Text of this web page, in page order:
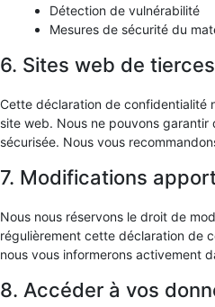
Détection de vulnérabilité
Mesures de sécurité du
6. Sites web de
Cette déclaration de confidentialité
site web. Nous ne pouvons
sécurisée. Nous vous
7. Modifications
Nous nous réservons le droit de
régulièrement cette déclaration de
nous vous informerons activement
8. Accéder à vos